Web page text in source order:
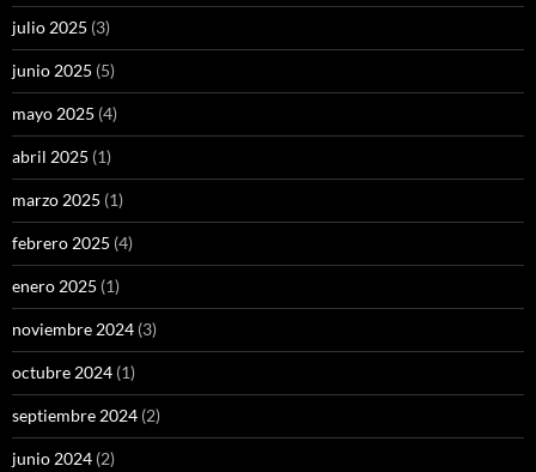
julio 2025 (3)
junio 2025 (5)
mayo 2025 (4)
abril 2025 (1)
marzo 2025 (1)
febrero 2025 (4)
enero 2025 (1)
noviembre 2024 (3)
octubre 2024 (1)
septiembre 2024 (2)
junio 2024 (2)